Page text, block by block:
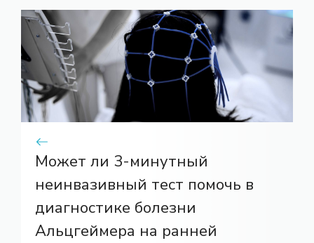
Может ли 3-минутный
неинвазивный тест помочь в
диагностике болезни
Альцгеймера на ранней